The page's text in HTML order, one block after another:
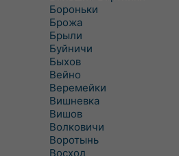
Бороньки
Брожа
Брыли
Буйничи
Быхов
Вейно
Веремейки
Вишневка
Вишов
Волковичи
Воротынь
Восход